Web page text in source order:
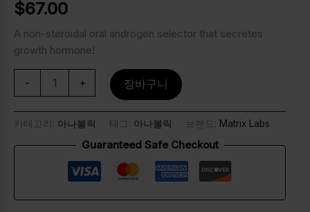
$67.00
A non-steroidal oral androgen selector that secretes
growth hormone!
- + 장바구니
카테고리: 아나볼릭 태그: 아나볼릭 브랜드: Matrix Labs
Guaranteed Safe Checkout